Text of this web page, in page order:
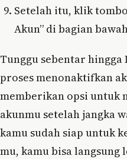
Setelah itu, klik
Akun” di bagian
Tunggu sebentar
proses menonaktifkan
memberikan opsi untuk
akunmu setelah jangka
kamu sudah siap untuk
mu, kamu bisa langsung